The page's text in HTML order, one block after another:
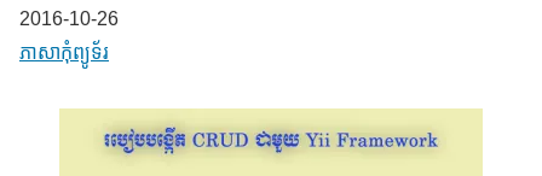
Date
2016-10-26
In relation to
ភាសា​កុំព្យូទ័រ